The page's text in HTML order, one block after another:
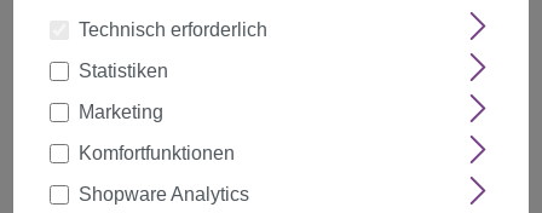
Weihnachtsmann
Fan
Piraten
Prinzessin
Fantasy LARP
Technisch erforderlich
Statistiken
Marketing
Komfortfunktionen
Shopware Analytics